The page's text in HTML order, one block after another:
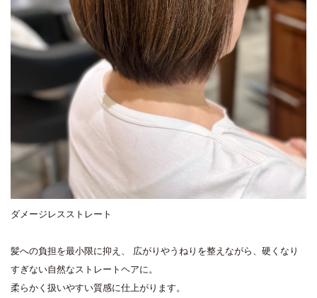
ダメージレスストレート
髪への負担を最小限に抑え、 広がりやうねりを整えながら、硬くなり
すぎない自然なストレートヘアに。
柔らかく扱いやすい質感に仕上がります。